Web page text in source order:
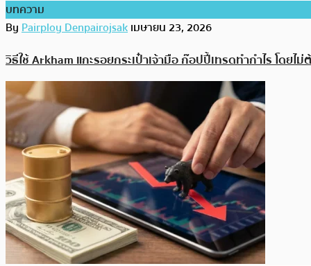
บทความ
ByPairploy Denpairojsakเมษายน 23, 2026
วิธีใช้ Arkham แกะรอยกระเป๋าเจ้ามือ ก๊อปปี้เทรดทำกำไร โดยไ